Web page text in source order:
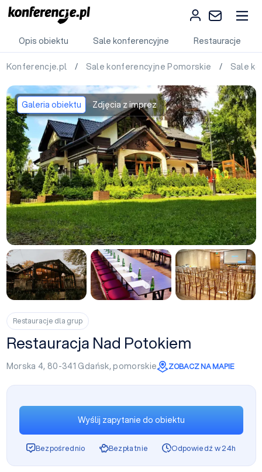
Opis obiektu Sale konferencyjne Restauracje
Konferencje.pl / Sale konferencyjne Pomorskie / Sale
Galeria obiektu Zdjęcia z imprez
Restauracje dla grup
Restauracja Nad Potokiem
Morska 4, 80-341Gdańsk,pomorskie ZOBACZ NA MAPIE
Wyślij zapytanie do obiektu
Bezpośrednio Bezpłatnie Odpowiedź w 24h